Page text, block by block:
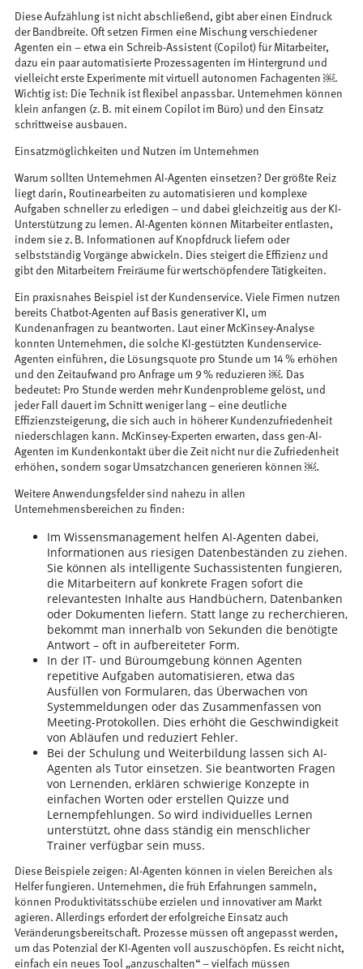
Diese Aufzählung ist nicht abschließend, gibt aber einen Eindruck
der Bandbreite. Oft setzen Firmen eine Mischung verschiedener
Agenten ein – etwa ein Schreib-Assistent (Copilot) für Mitarbeiter,
dazu ein paar automatisierte Prozessagenten im Hintergrund und
vielleicht erste Experimente mit virtuell autonomen Fachagenten ￼.
Wichtig ist: Die Technik ist flexibel anpassbar. Unternehmen können
klein anfangen (z. B. mit einem Copilot im Büro) und den Einsatz
schrittweise ausbauen.
Einsatzmöglichkeiten und Nutzen im Unternehmen
Warum sollten Unternehmen AI-Agenten einsetzen? Der größte Reiz
liegt darin, Routinearbeiten zu automatisieren und komplexe
Aufgaben schneller zu erledigen – und dabei gleichzeitig aus der KI-
Unterstützung zu lernen. AI-Agenten können Mitarbeiter entlasten,
indem sie z. B. Informationen auf Knopfdruck liefern oder
selbstständig Vorgänge abwickeln. Dies steigert die Effizienz und
gibt den Mitarbeitern Freiräume für wertschöpfendere Tätigkeiten.
Ein praxisnahes Beispiel ist der Kundenservice. Viele Firmen nutzen
bereits Chatbot-Agenten auf Basis generativer KI, um
Kundenanfragen zu beantworten. Laut einer McKinsey-Analyse
konnten Unternehmen, die solche KI-gestützten Kundenservice-
Agenten einführen, die Lösungsquote pro Stunde um 14 % erhöhen
und den Zeitaufwand pro Anfrage um 9 % reduzieren ￼. Das
bedeutet: Pro Stunde werden mehr Kundenprobleme gelöst, und
jeder Fall dauert im Schnitt weniger lang – eine deutliche
Effizienzsteigerung, die sich auch in höherer Kundenzufriedenheit
niederschlagen kann. McKinsey-Experten erwarten, dass gen-AI-
Agenten im Kundenkontakt über die Zeit nicht nur die Zufriedenheit
erhöhen, sondern sogar Umsatzchancen generieren können ￼.
Weitere Anwendungsfelder sind nahezu in allen
Unternehmensbereichen zu finden:
Im Wissensmanagement helfen AI-Agenten dabei,
Informationen aus riesigen Datenbeständen zu ziehen.
Sie können als intelligente Suchassistenten fungieren,
die Mitarbeitern auf konkrete Fragen sofort die
relevantesten Inhalte aus Handbüchern, Datenbanken
oder Dokumenten liefern. Statt lange zu recherchieren,
bekommt man innerhalb von Sekunden die benötigte
Antwort – oft in aufbereiteter Form.
In der IT- und Büroumgebung können Agenten
repetitive Aufgaben automatisieren, etwa das
Ausfüllen von Formularen, das Überwachen von
Systemmeldungen oder das Zusammenfassen von
Meeting-Protokollen. Dies erhöht die Geschwindigkeit
von Abläufen und reduziert Fehler.
Bei der Schulung und Weiterbildung lassen sich AI-
Agenten als Tutor einsetzen. Sie beantworten Fragen
von Lernenden, erklären schwierige Konzepte in
einfachen Worten oder erstellen Quizze und
Lernempfehlungen. So wird individuelles Lernen
unterstützt, ohne dass ständig ein menschlicher
Trainer verfügbar sein muss.
Diese Beispiele zeigen: AI-Agenten können in vielen Bereichen als
Helfer fungieren. Unternehmen, die früh Erfahrungen sammeln,
können Produktivitätsschübe erzielen und innovativer am Markt
agieren. Allerdings erfordert der erfolgreiche Einsatz auch
Veränderungsbereitschaft. Prozesse müssen oft angepasst werden,
um das Potenzial der KI-Agenten voll auszuschöpfen. Es reicht nicht,
einfach ein neues Tool „anzuschalten“ – vielfach müssen